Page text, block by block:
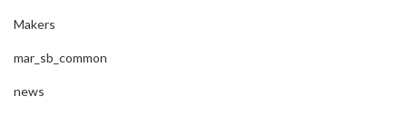
Makers
mar_sb_common
news